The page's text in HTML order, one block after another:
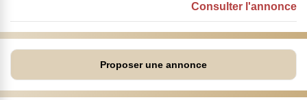
Consulter l'annonce
Proposer une annonce